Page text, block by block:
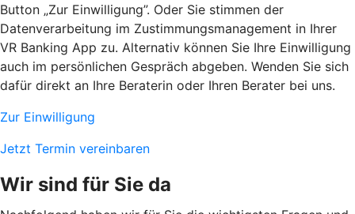
Button „Zur Einwilligung”. Oder Sie stimmen der
Datenverarbeitung im Zustimmungsmanagement in Ihrer
VR Banking App zu. Alternativ können Sie Ihre Einwilligung
auch im persönlichen Gespräch abgeben. Wenden Sie sich
dafür direkt an Ihre Beraterin oder Ihren Berater bei uns.
Zur Einwilligung
Jetzt Termin vereinbaren
Wir sind für Sie da